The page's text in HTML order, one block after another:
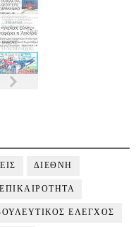
ΔΙΕΘΝΗ
ΕΠΙΚΑΙΡΟΤΗΤΑ
ΕΛΕΓΧΟΣ